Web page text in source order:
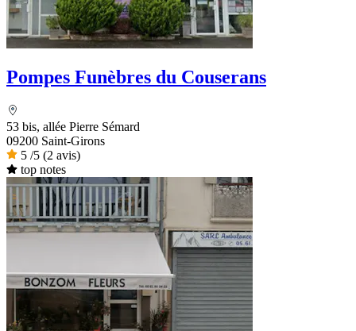
Pompes Funèbres du Couserans
53 bis, allée Pierre Sémard
09200 Saint-Girons
5 /5 (2 avis)
top notes